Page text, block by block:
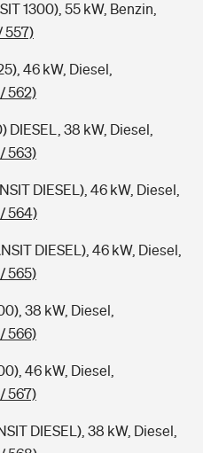
1300), 55 kW, Benzin,
557)
46 kW, Diesel,
562)
DIESEL, 38 kW, Diesel,
563)
DIESEL), 46 kW, Diesel,
564)
DIESEL), 46 kW, Diesel,
565)
38 kW, Diesel,
566)
46 kW, Diesel,
567)
DIESEL), 38 kW, Diesel,